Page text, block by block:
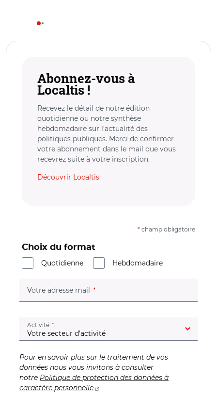
Abonnez-vous à
Localtis !
Recevez le détail de notre édition
quotidienne ou notre synthèse
hebdomadaire sur l’actualité des
politiques publiques. Merci de confirmer
votre abonnement dans le mail que vous
recevrez suite à votre inscription.
Découvrir Localtis
* champ obligatoire
Choix du format
Quotidienne
Hebdomadaire
Votre adresse mail (champ obligatoire)
Activité (champ obligatoire)
Pour en savoir plus sur le traitement de vos
données nous vous invitons à consulter
notre Politique de protection des données à
caractère personnelle